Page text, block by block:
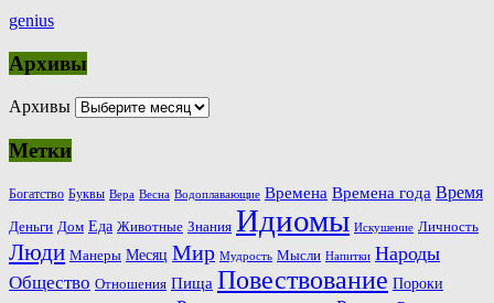
genius
Архивы
Архивы
Метки
Богатство Буквы Вера Весна Водоплавающие Времена Времена года Время
Деньги Дом Еда Животные Знания Идиомы Искушение Личность
Люди Манеры Месяц Мир Мудрость Мысли Напитки Народы
Общество Отношения Пища Повествование Пороки